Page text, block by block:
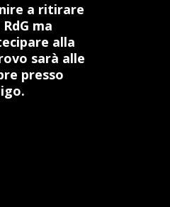
a ritirare
ma
alla
sarà alle
presso